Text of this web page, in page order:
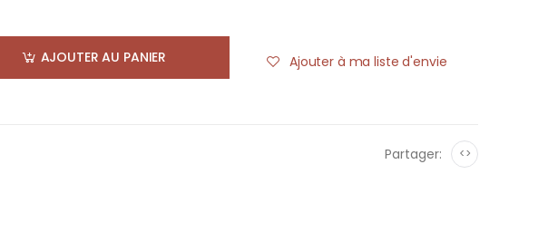
AJOUTER AU PANIER Ajouter à ma liste d'envie
Partager: <>